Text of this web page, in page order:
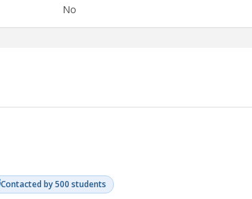
No
Contacted by 500 students